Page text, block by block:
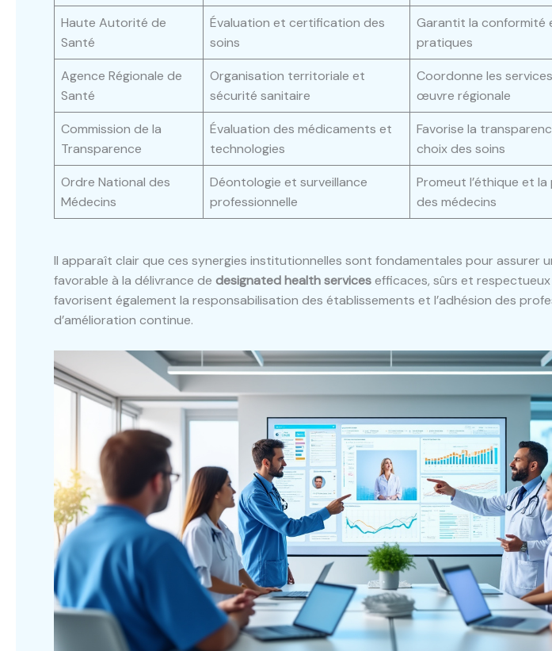
Haute Autorité de
Santé
Évaluation et certification des
soins
Garantit la conformité
pratiques
Agence Régionale de
Santé
Organisation territoriale et
sécurité sanitaire
Coordonne les
œuvre régionale
Commission de la
Transparence
Évaluation des médicaments et
technologies
Favorise la
choix des soins
Ordre National des
Médecins
Déontologie et surveillance
professionnelle
Promeut l’éthique et
des médecins
Il apparaît clair que ces synergies institutionnelles sont fondamentales pour assurer
favorable à la délivrance de designated health servicesefficaces, sûrs et
favorisent également la responsabilisation des établissements et l’adhésion des
d’amélioration continue.